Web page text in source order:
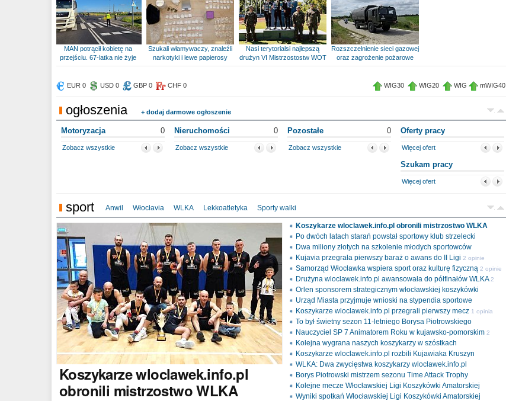
MAN potrącił kobietę na
przejściu. 67-latka nie żyje
Szukali włamywaczy, znaleźli
narkotyki i lewe papierosy
Nasi terytorialsi najlepszą
drużyn VI Mistrzostostw WOT
Rozszczelnienie sieci gazowej
oraz zagrożenie pożarowe
EUR 0 USD 0 GBP 0 CHF 0 WIG30 WIG20 WIG mWIG40
ogłoszenia + dodaj darmowe ogłoszenie
Motoryzacja 0
Zobacz wszystkie
Nieruchomości 0
Zobacz wszystkie
Pozostałe 0
Zobacz wszystkie
Oferty pracy
Więcej ofert
Szukam pracy
Więcej ofert
sport Anwil Włocłavia WLKA Lekkoatletyka Sporty walki
Koszykarzewloclawek.info.pl
obronili mistrzostwo WLKA
Koszykarze wloclawek.info.pl obronili mistrzostwo WLKA
Po dwóch latach starań powstał sportowy klub strzelecki
Dwa miliony złotych na szkolenie młodych sportowców
Kujavia przegrała pierwszy baraż o awans do II Ligi 2 opinie
Samorząd Włocławka wspiera sport oraz kulturę fizyczną 2 opinie
Drużyna wloclawek.info.pl awansowała do półfinałów WLKA 2
opinie
Orlen sponsorem strategicznym włocławskiej koszykówki
Urząd Miasta przyjmuje wnioski na stypendia sportowe
Koszykarze wloclawek.info.pl przegrali pierwszy mecz 1 opinia
To był świetny sezon 11-letniego Borysa Piotrowskiego
Nauczyciel SP 7 Animatorem Roku w kujawsko-pomorskim 2
opinie
Kolejna wygrana naszych koszykarzy w szóstkach
Koszykarze wloclawek.info.pl rozbili Kujawiaka Kruszyn
WLKA: Dwa zwycięstwa koszykarzy wloclawek.info.pl
Borys Piotrowski mistrzem sezonu Time Attack Trophy
Kolejne mecze Włocławskiej Ligi Koszykówki Amatorskiej
Wyniki spotkań Włocławskiej Ligi Koszykówki Amatorskiej